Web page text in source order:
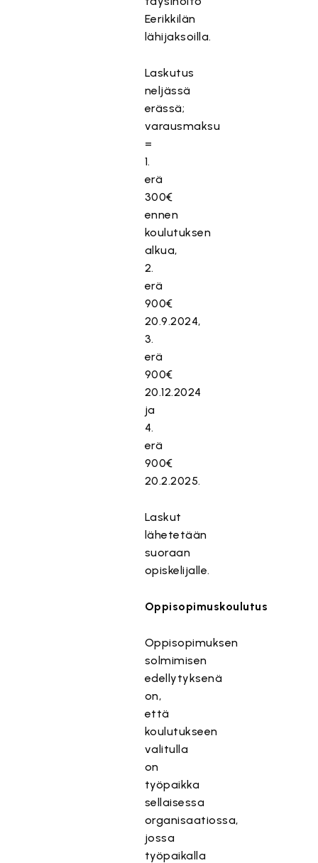
Eerikkilän
lähijaksoilla.
Laskutus
neljässä
erässä;
varausmaksu
=
1.
erä
300€
ennen
koulutuksen
alkua,
2.
erä
900€
20.9.2024,
3.
erä
900€
20.12.2024
ja
4.
erä
900€
20.2.2025.
Laskut
lähetetään
suoraan
opiskelijalle.
Oppisopimuskoulutus
Oppisopimuksen
solmimisen
edellytyksenä
on,
että
koulutukseen
valitulla
on
työpaikka
sellaisessa
organisaatiossa,
jossa
työpaikalla